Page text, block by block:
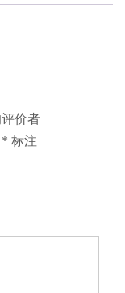
价者
* 标注